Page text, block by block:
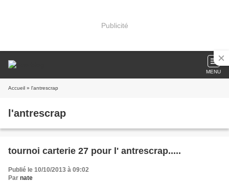
Publicité
MENU
Accueil » l'antrescrap
l'antrescrap
tournoi carterie 27 pour l' antrescrap.....
Publié le 10/10/2013 à 09:02
Par nate